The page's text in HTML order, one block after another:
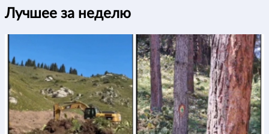
Лучшее за неделю